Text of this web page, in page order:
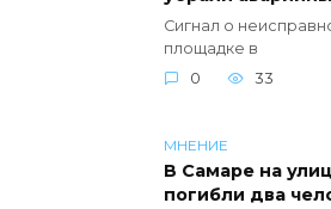
Сигнал о
площадке в
0
33
МНЕНИЕ
В Самаре на
погибли два